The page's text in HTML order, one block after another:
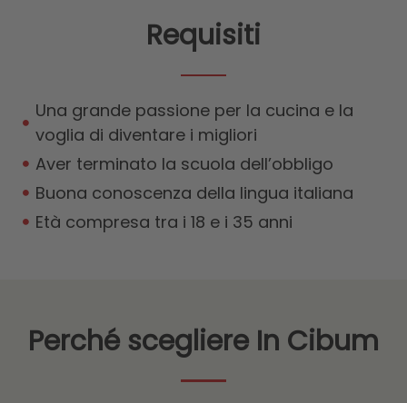
Requisiti
Una grande passione per la cucina e la
voglia di diventare i migliori
Aver terminato la scuola dell’obbligo
Buona conoscenza della lingua italiana
Età compresa tra i 18 e i 35 anni
Perché scegliere In Cibum